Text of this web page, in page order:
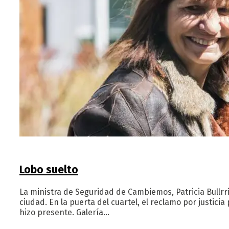
Lobo suelto
La ministra de Seguridad de Cambiemos, Patricia
ciudad. En la puerta del cuartel, el reclamo por
hizo presente. Galería…